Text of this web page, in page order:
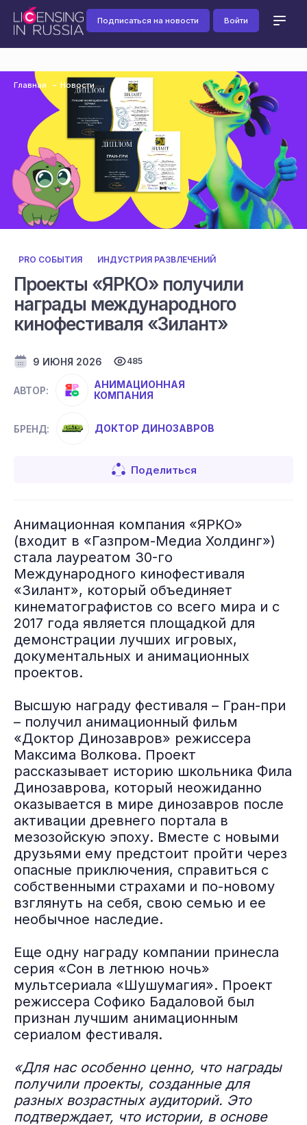
Подписаться на новости Войти
Главная Новости
PRO СОБЫТИЯ ИНДУСТРИЯ РАЗВЛЕЧЕНИЙ
Проекты «ЯРКО» получили
награды международного
кинофестиваля «Зилант»
9 ИЮНЯ 2026 485
АВТОР:
АНИМАЦИОННАЯ
КОМПАНИЯ
БРЕНД: ДОКТОР ДИНОЗАВРОВ
Поделиться
Анимационная компания «ЯРКО»
(входит в «Газпром-Медиа Холдинг»)
стала лауреатом 30-го
Международного кинофестиваля
«Зилант», который объединяет
кинематографистов со всего мира и с
2017 года является площадкой для
демонстрации лучших игровых,
документальных и анимационных
проектов.
Высшую награду фестиваля – Гран-при
– получил анимационный фильм
«Доктор Динозавров» режиссера
Максима Волкова. Проект
рассказывает историю школьника Фила
Динозаврова, который неожиданно
оказывается в мире динозавров после
активации древнего портала в
мезозойскую эпоху. Вместе с новыми
друзьями ему предстоит пройти через
опасные приключения, справиться с
собственными страхами и по-новому
взглянуть на себя, свою семью и ее
необычное наследие.
Еще одну награду компании принесла
серия «Сон в летнюю ночь»
мультсериала «Шушумагия». Проект
режиссера Софико Бадаловой был
признан лучшим анимационным
сериалом фестиваля.
«Для нас особенно ценно, что награды
получили проекты, созданные для
разных возрастных аудиторий. Это
подтверждает, что истории, в основе